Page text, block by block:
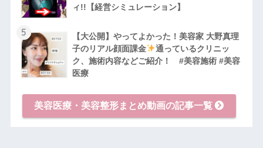
ィ!!【経営シミュレーション】
5
【大公開】やってよかった！美容家 大野真理
子のリアル顔面課金
通っているクリニッ
ク、施術内容などご紹介！ #美容施術 #美容
医療
美容医療・美容整形まとめ動画の記事一覧